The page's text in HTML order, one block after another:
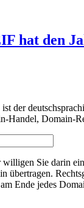
hat den
der
Handel, Domain-
Sie darin
übertragen.
Ende jedes